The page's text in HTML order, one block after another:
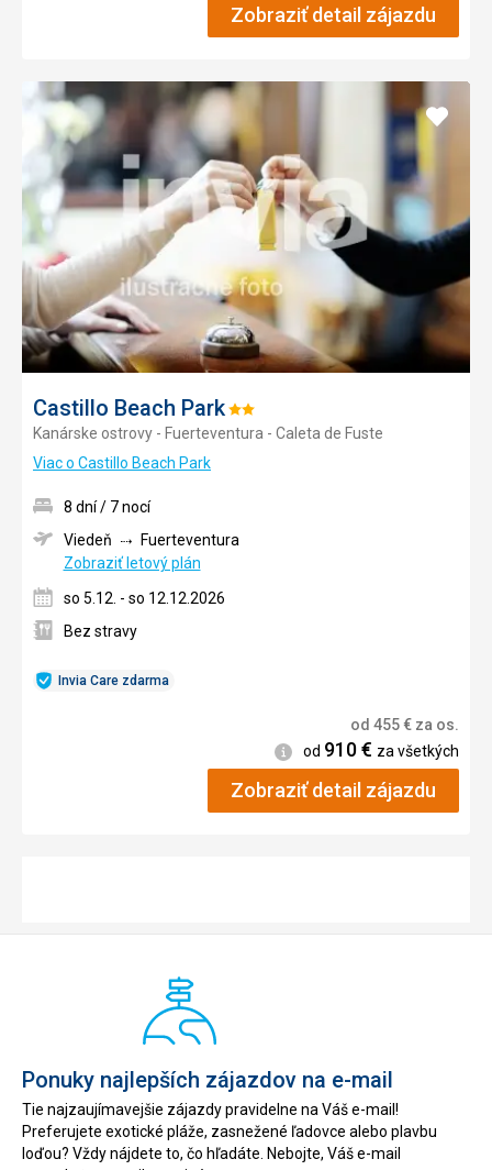
Zobraziť detail zájazdu
Castillo Beach ParkHodnotenie:
2/5
Kanárske ostrovy - Fuerteventura - Caleta de Fuste
Viac o Castillo Beach Park
Pridať
Invia Care zdarma
8 dní / 7 nocí
Viedeň
Fuerteventura
Zobraziť letový plán
so 5.12. - so 12.12.2026
Bez stravy
od 455€ za os.
Informácie
od 910€ za všetkých
Zobraziť detail zájazdu
Ponuky najlepších zájazdov na e-mail
Tie najzaujímavejšie zájazdy pravidelne na Váš e-mail!
Preferujete exotické pláže, zasnežené ľadovce alebo plavbu
loďou? Vždy nájdete to, čo hľadáte. Nebojte, Váš e-mail